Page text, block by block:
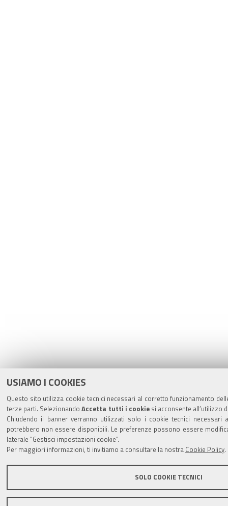
USIAMO I COOKIES
Questo sito utilizza cookie tecnici necessari al corretto funzionamento
terze parti. SelezionandoAccetta tutti i cookiesi acconsente all’utilizzo
Chiudendo il banner verranno utilizzati solo i cookie tecnici necessari
potrebbero non essere disponibili. Le preferenze possono essere
laterale "Gestisci impostazioni cookie".
Per maggiori informazioni, ti invitiamo a consultare la nostra Cookie Policy
SOLO COOKIE TECNICI